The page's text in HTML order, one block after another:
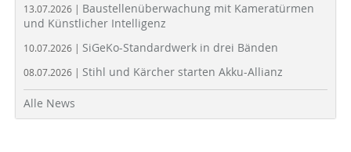
13.07.2026 | Baustellenüberwachung mit Kameratürmen
und Künstlicher Intelligenz
10.07.2026 | SiGeKo-Standardwerk in drei Bänden
08.07.2026 | Stihl und Kärcher starten Akku-Allianz
Alle News